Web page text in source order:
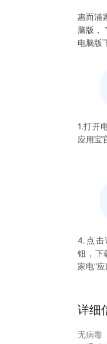
惠而浦
脑版，
电脑版
1.打开
应用宝
4.点击
钮，下
家电”
详细
无病毒